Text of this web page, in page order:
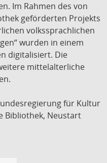
Im Rahmen des von
geförderten Projekts
volkssprachlichen
wurden in einem
digitalisiert. Die
mittelalterliche
für Kultur
Bibliothek, Neustart